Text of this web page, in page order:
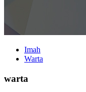
Imah
Warta
warta